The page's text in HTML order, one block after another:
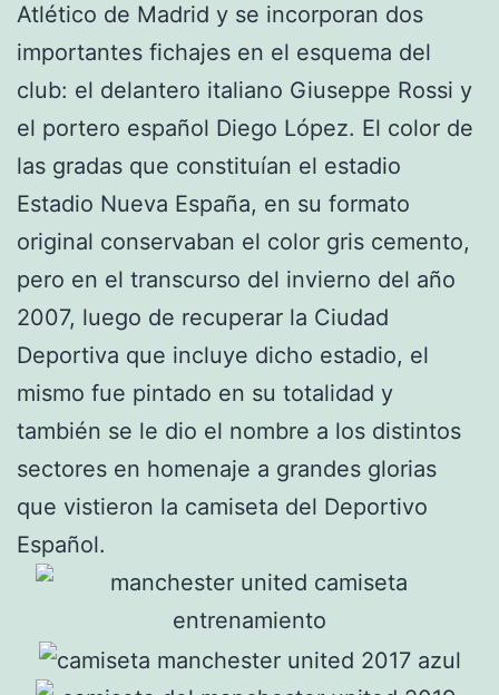
Atlético de Madrid y se incorporan dos
importantes fichajes en el esquema del
club: el delantero italiano Giuseppe Rossi y
el portero español Diego López. El color de
las gradas que constituían el estadio
Estadio Nueva España, en su formato
original conservaban el color gris cemento,
pero en el transcurso del invierno del año
2007, luego de recuperar la Ciudad
Deportiva que incluye dicho estadio, el
mismo fue pintado en su totalidad y
también se le dio el nombre a los distintos
sectores en homenaje a grandes glorias
que vistieron la camiseta del Deportivo
Español.